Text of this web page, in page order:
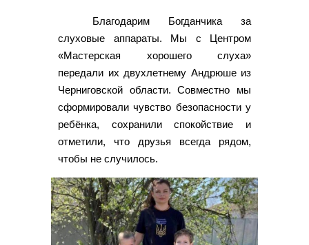
Благодарим Богданчика за
слуховые аппараты. Мы с Центром
«Мастерская хорошего слуха»
передали их двухлетнему Андрюше из
Черниговской области. Совместно мы
сформировали чувство безопасности у
ребёнка, сохранили спокойствие и
отметили, что друзья всегда рядом,
чтобы не случилось.